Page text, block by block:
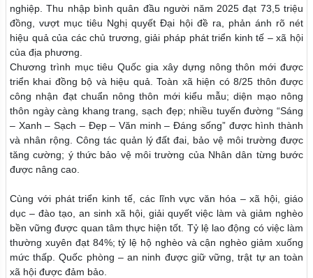
nghiệp. Thu nhập bình quân đầu người năm 2025 đạt 73,5 triệu
đồng, vượt mục tiêu Nghị quyết Đại hội đề ra, phản ánh rõ nét
hiệu quả của các chủ trương, giải pháp phát triển kinh tế – xã hội
của địa phương.
Chương trình mục tiêu Quốc gia xây dựng nông thôn mới được
triển khai đồng bộ và hiệu quả. Toàn xã hiện có 8/25 thôn được
công nhận đạt chuẩn nông thôn mới kiểu mẫu; diện mạo nông
thôn ngày càng khang trang, sạch đẹp; nhiều tuyến đường “Sáng
– Xanh – Sạch – Đẹp – Văn minh – Đáng sống” được hình thành
và nhân rộng. Công tác quản lý đất đai, bảo vệ môi trường được
tăng cường; ý thức bảo vệ môi trường của Nhân dân từng bước
được nâng cao.
Cùng với phát triển kinh tế, các lĩnh vực văn hóa – xã hội, giáo
dục – đào tạo, an sinh xã hội, giải quyết việc làm và giảm nghèo
bền vững được quan tâm thực hiện tốt. Tỷ lệ lao động có việc làm
thường xuyên đạt 84%; tỷ lệ hộ nghèo và cận nghèo giảm xuống
mức thấp. Quốc phòng – an ninh được giữ vững, trật tự an toàn
xã hội được đảm bảo.